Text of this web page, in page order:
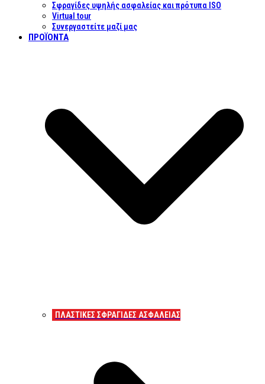
Σφραγίδες υψηλής ασφαλείας και πρότυπα ISO
Virtual tour
Συνεργαστείτε μαζί μας
ΠΡΟΪΌΝΤΑ
ΠΛΑΣΤΙΚΕΣ ΣΦΡΑΓΙΔΕΣ ΑΣΦΑΛΕΙΑΣ